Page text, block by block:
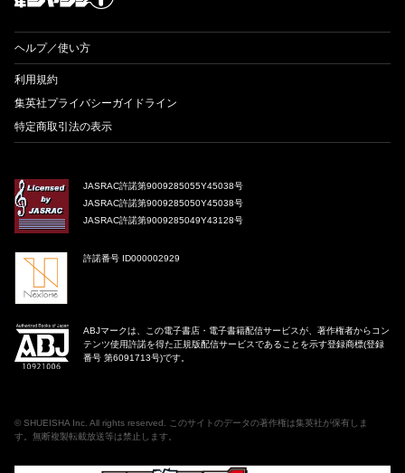
ヘルプ／使い方
利用規約
集英社プライバシーガイドライン
特定商取引法の表示
JASRAC許諾第9009285055Y45038号
JASRAC許諾第9009285050Y45038号
JASRAC許諾第9009285049Y43128号
許諾番号 ID000002929
ABJマークは、この電子書店・電子書籍配信サービスが、著作権者からコン
テンツ使用許諾を得た正規版配信サービスであることを示す登録商標(登録
番号 第6091713号)です。
© SHUEISHA Inc . All rights reserved. このサイトのデータの著作権は集英社が保有しま
す。無断複製転載放送等は禁止します。